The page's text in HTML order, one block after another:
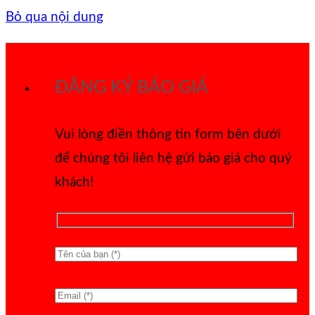
Bỏ qua nội dung
ĐĂNG KÝ BÁO GIÁ
Vui lòng điền thông tin form bên dưới
để chúng tôi liên hệ gửi báo giá cho quý
khách!